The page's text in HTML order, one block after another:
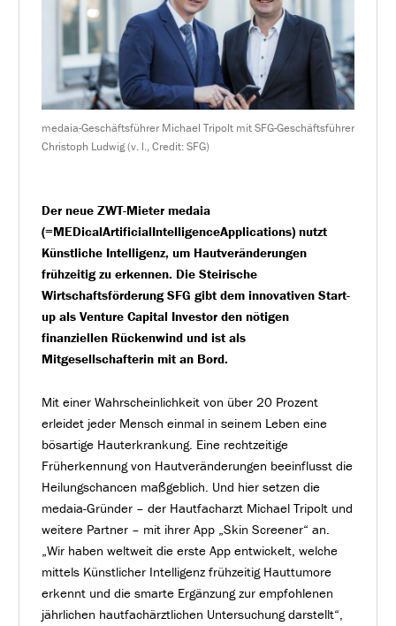
medaia-Geschäftsführer Michael Tripolt mit SFG-Geschäftsführer
Christoph Ludwig (v. l., Credit: SFG)
Der neue ZWT-Mieter medaia
(=MEDicalArtificialIntelligenceApplications) nutzt
Künstliche Intelligenz, um Hautveränderungen
frühzeitig zu erkennen. Die Steirische
Wirtschaftsförderung SFG gibt dem innovativen Start-
up als Venture Capital Investor den nötigen
finanziellen Rückenwind und ist als
Mitgesellschafterin mit an Bord.
Mit einer Wahrscheinlichkeit von über 20 Prozent
erleidet jeder Mensch einmal in seinem Leben eine
bösartige Hauterkrankung. Eine rechtzeitige
Früherkennung von Hautveränderungen beeinflusst die
Heilungschancen maßgeblich. Und hier setzen die
medaia-Gründer – der Hautfacharzt Michael Tripolt und
weitere Partner – mit ihrer App „Skin Screener“ an.
„Wir haben weltweit die erste App entwickelt, welche
mittels Künstlicher Intelligenz frühzeitig Hauttumore
erkennt und die smarte Ergänzung zur empfohlenen
jährlichen hautfachärztlichen Untersuchung darstellt“,